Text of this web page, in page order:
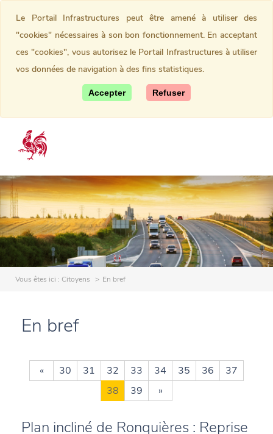
Vous êtes ici : Citoyens En bref
En bref
« 30 31 32 33 34 35 36
37
38
39 »
Plan incliné de Ronquières : Reprise
Le Portail Infrastructures peut être amené à utiliser des
"cookies" nécessaires à son bon fonctionnement. En acceptant
ces "cookies", vous autorisez le Portail Infrastructures à utiliser
vos données de navigation à des fins statistiques.
Accepter Refuser